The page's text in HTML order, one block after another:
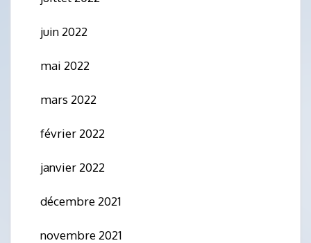
juin 2022
mai 2022
mars 2022
février 2022
janvier 2022
décembre 2021
novembre 2021